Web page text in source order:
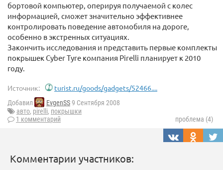
бортовой компьютер, оперируя получаемой с колес
информацией, сможет значительно эффективнее
контролировать поведение автомобиля на дороге,
особенно в экстренных ситуациях.
Закончить исследования и представить первые комплекты
покрышек Cyber Tyre компания Pirelli планирует к 2010
году.
Источник: turist.ru/goods/gadgets/52466....
Добавил EvgenSS9 Сентября 2008
авто, pirelli, покрышки
1 комментарий
проблема (4)
Комментарии участников: